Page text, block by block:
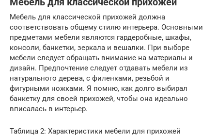
Мебель для классической прихожей должна
соответствовать общему стилю интерьера. Основными
предметами мебели являются гардеробные, шкафы,
консоли, банкетки, зеркала и вешалки. При выборе
мебели следует обращать внимание на материалы и
дизайн. Предпочтение следует отдавать мебели из
натурального дерева, с филенками, резьбой и
фигурными ножками. Я помню, как долго выбирал
банкетку для своей прихожей, чтобы она идеально
вписалась в интерьер.
Таблица 2: Характеристики мебели для прихожей